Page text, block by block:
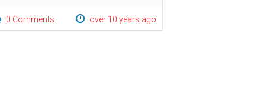
0 Comments over 10 years ago